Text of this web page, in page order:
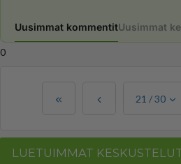
Uusimmat kommentitUusimmat
0
21 /30
LUETUIMMAT